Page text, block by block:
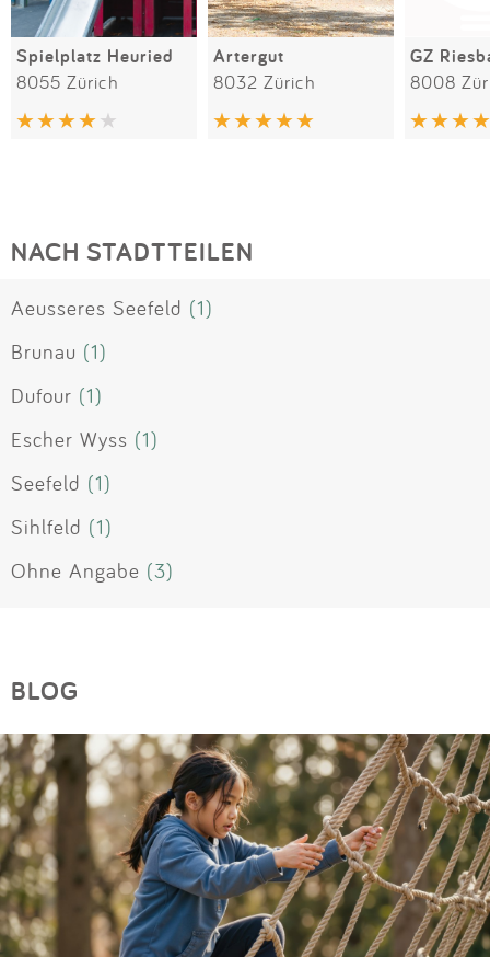
Spielplatz Heuried
8055 Zürich
Artergut
8032 Zürich
GZ
8008
NACH STADTTEILEN
Aeusseres Seefeld (1)
Brunau (1)
Dufour (1)
Escher Wyss (1)
Seefeld (1)
Sihlfeld (1)
Ohne Angabe (3)
BLOG